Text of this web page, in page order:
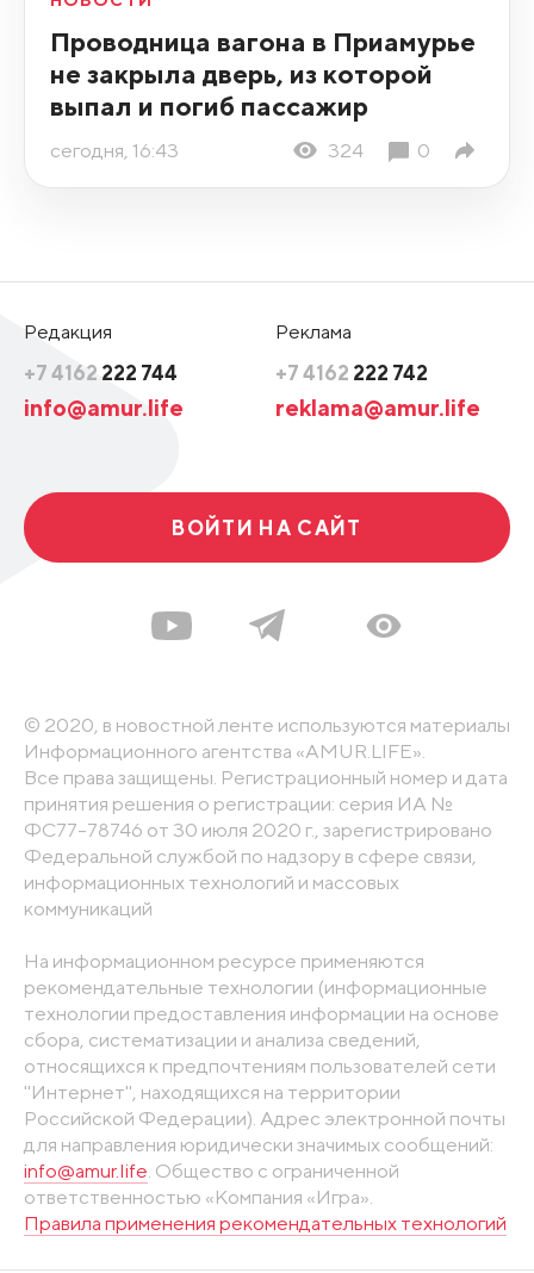
Проводница вагона в Приамурье
не закрыла дверь, из которой
выпал и погиб пассажир
сегодня, 16:43 324 0
Редакция
+7 4162 222 744
info@amur.life
Реклама
+7 4162 222 742
reklama@amur.life
ВОЙТИ НА САЙТ
© 2020, в новостной ленте используются материалы
Информационного агентства «AMUR.LIFE».
Все права защищены. Регистрационный номер и дата
принятия решения о регистрации: серия ИА №
ФС77-78746 от 30 июля 2020 г., зарегистрировано
Федеральной службой по надзору в сфере связи,
информационных технологий и массовых
коммуникаций
На информационном ресурсе применяются
рекомендательные технологии (информационные
технологии предоставления информации на основе
сбора, систематизации и анализа сведений,
относящихся к предпочтениям пользователей сети
"Интернет", находящихся на территории
Российской Федерации). Адрес электронной почты
для направления юридически значимых сообщений:
info@amur.life . Общество с ограниченной
ответственностью «Компания «Игра».
Правила применения рекомендательных технологий